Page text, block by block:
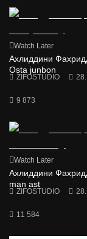
Watch Later
Ахлиддини
Osta junbon
ZIFOSTUDIO
9 873
Watch Later
Ахлиддини
man ast
ZIFOSTUDIO
11 584